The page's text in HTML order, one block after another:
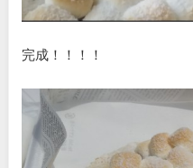
完成！！！！